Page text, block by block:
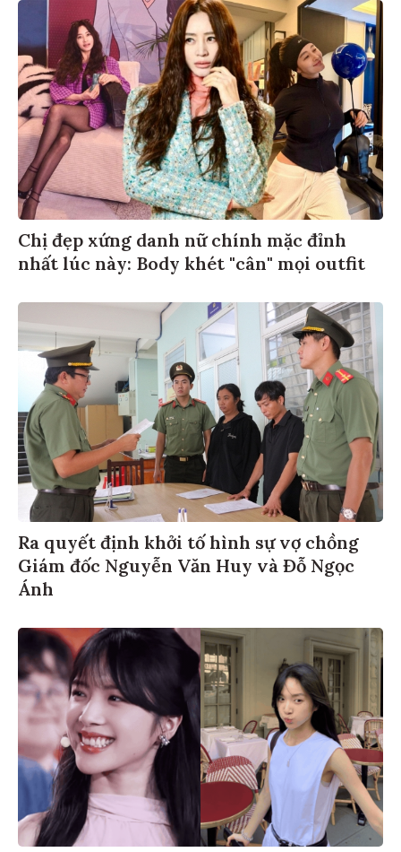
Chị đẹp xứng danh nữ chính mặc đỉnh
nhất lúc này: Body khét "cân" mọi outfit
Ra quyết định khởi tố hình sự vợ chồng
Giám đốc Nguyễn Văn Huy và Đỗ Ngọc
Ánh